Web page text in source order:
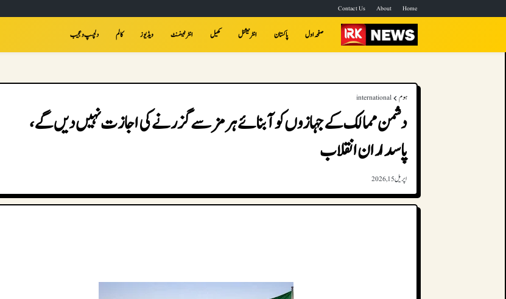
Home
About
Contact Us
صفحہ اول پاکستان انٹرنیشنل کھیل انٹرٹینمنٹ ویڈیوز کالم دلچسپ و عجیب
ہوم international
دشمن ممالک کے جہازوں کو آبنائے ہرمز سے گزرنے کی اجازت نہیں دیں گے،
پاسداران انقلاب
اپریل 15, 2026